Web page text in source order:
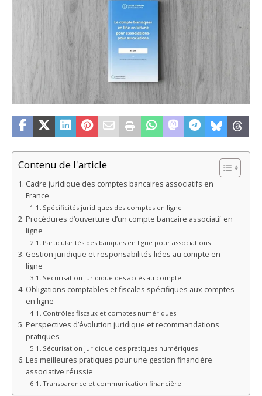
Contenu de l'article
Cadre juridique des comptes bancaires associatifs en
France
Spécificités juridiques des comptes en ligne
Procédures d’ouverture d’un compte bancaire associatif en
ligne
Particularités des banques en ligne pour associations
Gestion juridique et responsabilités liées au compte en
ligne
Sécurisation juridique des accès au compte
Obligations comptables et fiscales spécifiques aux comptes
en ligne
Contrôles fiscaux et comptes numériques
Perspectives d’évolution juridique et recommandations
pratiques
Sécurisation juridique des pratiques numériques
Les meilleures pratiques pour une gestion financière
associative réussie
Transparence et communication financière